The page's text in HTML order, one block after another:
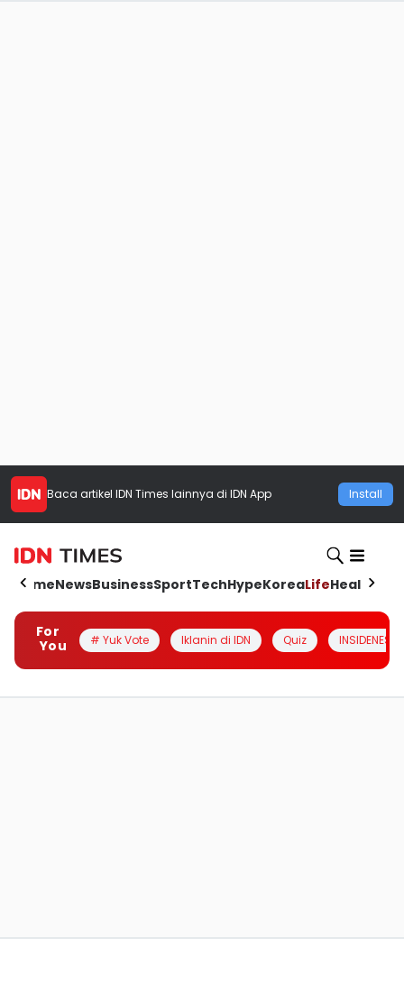
Baca artikel IDN Times lainnya di IDN App Install
HomeNewsBusinessSportTechHypeKoreaLifeHealth
For
You
# Yuk Vote Iklanin di IDN Quiz INSIDENESIA